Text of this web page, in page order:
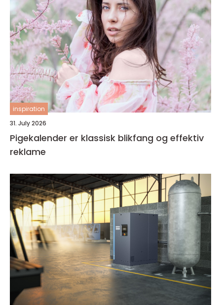
inspiration
31. July 2026
Pigekalender er klassisk blikfang og effektiv
reklame